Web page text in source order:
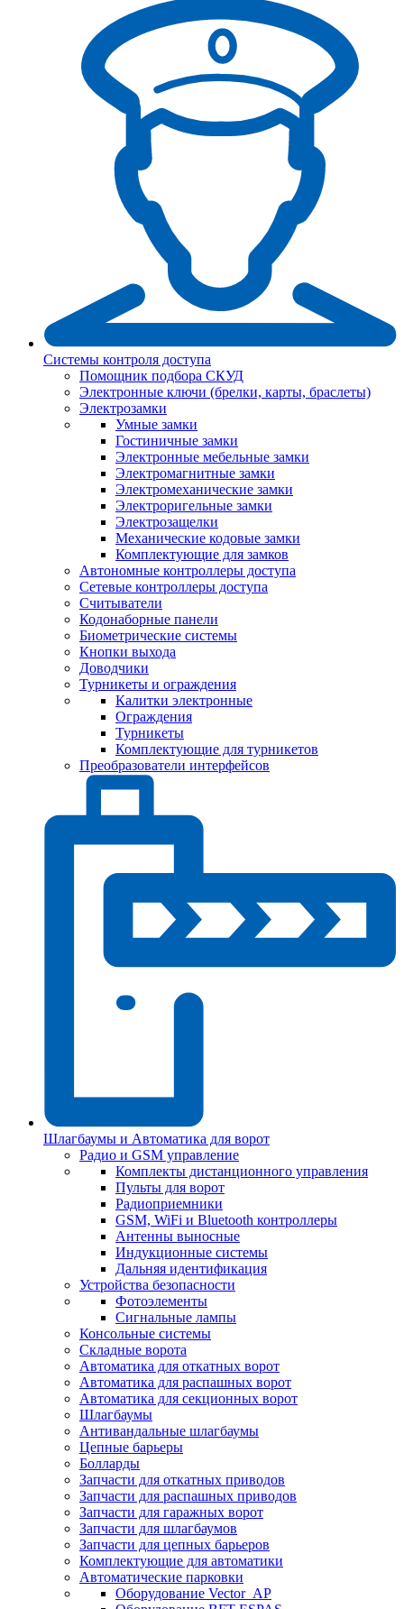
Системы контроля доступа
Помощник подбора СКУД
Электронные ключи (брелки, карты, браслеты)
Электрозамки
Умные замки
Гостиничные замки
Электронные мебельные замки
Электромагнитные замки
Электромеханические замки
Электроригельные замки
Электрозащелки
Механические кодовые замки
Комплектующие для замков
Автономные контроллеры доступа
Сетевые контроллеры доступа
Считыватели
Кодонаборные панели
Биометрические системы
Кнопки выхода
Доводчики
Турникеты и ограждения
Калитки электронные
Ограждения
Турникеты
Комплектующие для турникетов
Преобразователи интерфейсов
Шлагбаумы и Автоматика для ворот
Радио и GSM управление
Комплекты дистанционного управления
Пульты для ворот
Радиоприемники
GSM, WiFi и Bluetooth контроллеры
Антенны выносные
Индукционные системы
Дальняя идентификация
Устройства безопасности
Фотоэлементы
Сигнальные лампы
Консольные системы
Складные ворота
Автоматика для откатных ворот
Автоматика для распашных ворот
Автоматика для секционных ворот
Шлагбаумы
Антивандальные шлагбаумы
Цепные барьеры
Болларды
Запчасти для откатных приводов
Запчасти для распашных приводов
Запчасти для гаражных ворот
Запчасти для шлагбаумов
Запчасти для цепных барьеров
Комплектующие для автоматики
Автоматические парковки
Оборудование Vector_AP